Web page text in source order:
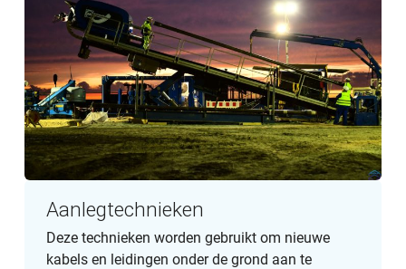
Aanlegtechnieken
Deze technieken worden gebruikt om nieuwe
kabels en leidingen onder de grond aan te